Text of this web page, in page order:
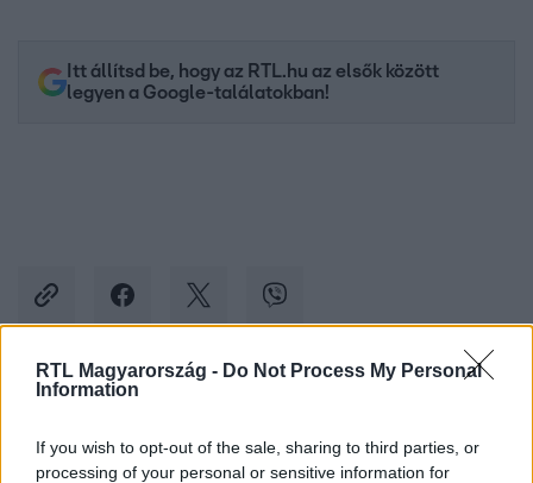
RTL Magyarország - Do Not Process My Personal
Information
If you wish to opt-out of the sale, sharing to third parties, or
processing of your personal or sensitive information for
Itt állítsd be, hogy az RTL.hu az elsők között
legyen a Google-találatokban!